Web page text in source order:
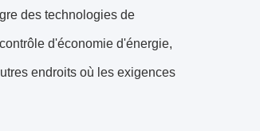
des technologies de
d'économie d'énergie,
endroits où les exigences